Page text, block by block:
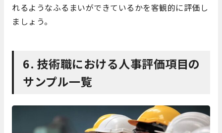
れるようなふるまいができているかを客観的に評価し
ましょう。
6. 技術職における人事評価項目の
サンプル一覧